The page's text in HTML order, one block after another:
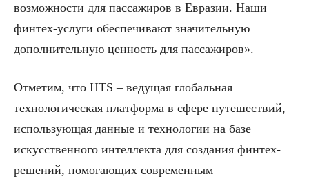
возможности для пассажиров в Евразии. Наши
финтех-услуги обеспечивают значительную
дополнительную ценность для пассажиров».
Отметим, что HTS – ведущая глобальная
технологическая платформа в сфере путешествий,
использующая данные и технологии на базе
искусственного интеллекта для создания финтех-
решений, помогающих современным